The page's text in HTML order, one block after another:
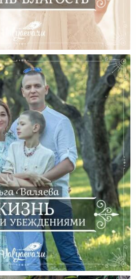
В Жизнь Благость
Убеждениями